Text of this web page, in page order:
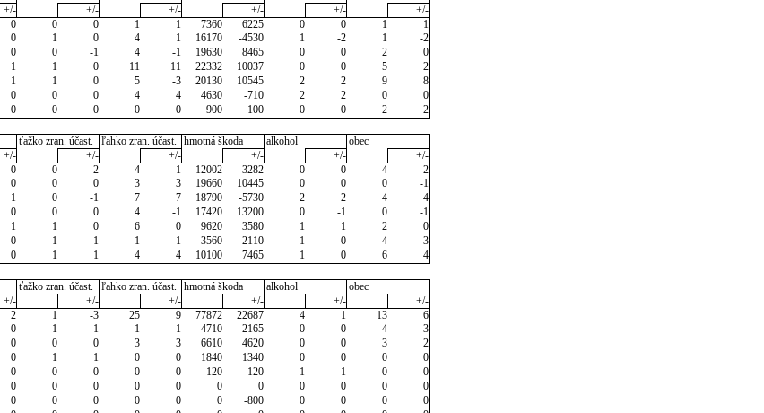
+/- +/- +/- +/- +/-
+/-
0 0 0 1 1 7360 6225 0 0 1
1
0 1 0 4 1 16170 -4530 1 -2 1
-2
0 0 -1 4 -1 19630 8465 0 0 2
0
1 1 0 11 11 22332 10037 0 0 5
2
1 1 0 5 -3 20130 10545 2 2 9
8
0 0 0 4 4 4630 -710 2 2 0
0
0 0 0 0 0 900 100 0 0 2
2
ťažko zran. účast. ľahko zran. účast. hmotná škoda alkohol
obec
+/- +/- +/- +/- +/-
+/-
0 0 -2 4 1 12002 3282 0 0 4
2
0 0 0 3 3 19660 10445 0 0 0
-1
1 0 -1 7 7 18790 -5730 2 2 4
4
0 0 0 4 -1 17420 13200 0 -1 0
-1
1 1 0 6 0 9620 3580 1 1 2
0
0 1 1 1 -1 3560 -2110 1 0 4
3
0 1 1 4 4 10100 7465 1 0 6
4
ťažko zran. účast. ľahko zran. účast. hmotná škoda alkohol
obec
+/- +/- +/- +/- +/-
+/-
2 1 -3 25 9 77872 22687 4 1 13
6
0 1 1 1 1 4710 2165 0 0 4
3
0 0 0 3 3 6610 4620 0 0 3
2
0 1 1 0 0 1840 1340 0 0 0
0
0 0 0 0 0 120 120 1 1 0
0
0 0 0 0 0 0 0 0 0 0
0
0 0 0 0 0 0 -800 0 0 0
0